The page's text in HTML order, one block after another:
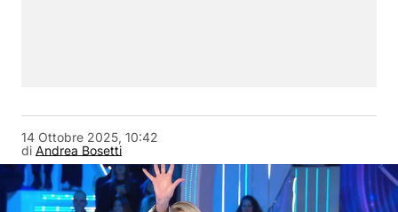
di Andrea Bosetti
14 Ottobre 2025, 10:42